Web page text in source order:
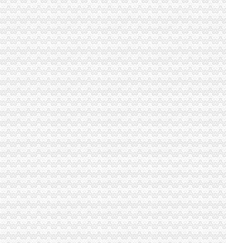
重庆市个人房屋装修税收征管暂行办法-华律网免费法律法规查询
（沙坪坝区社会保险公共业务办事指.doc
沙坪坝区哪里有民间个人公司,沙坪坝无押如何申请办理|